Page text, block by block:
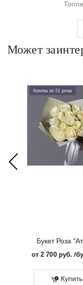
Может
букеты из 51 розы
Букет Роза
от2 700 руб. /
Купить